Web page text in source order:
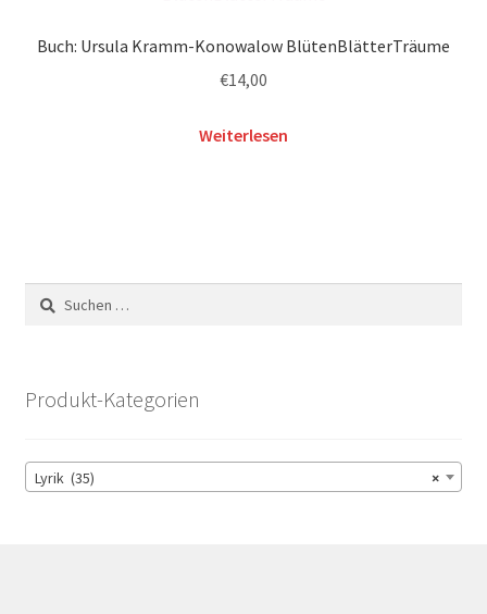
Buch: Ursula Kramm-Konowalow BlütenBlätterTräume
€14,00
Weiterlesen
Suchen
nach:
Produkt-Kategorien
×
Lyrik (35)